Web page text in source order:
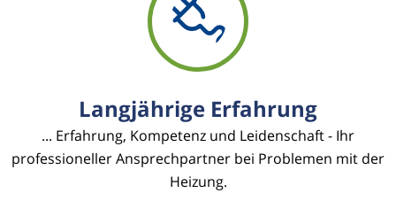
Langjährige Erfahrung
... Erfahrung, Kompetenz und Leidenschaft - Ihr
professioneller Ansprechpartner bei Problemen mit der
Heizung.